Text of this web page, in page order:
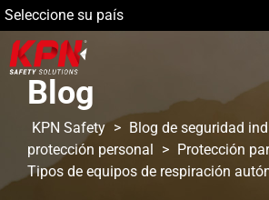
Seleccione su país
Blog
KPN Safety > Blog de seguridad
protección personal > Protección
Tipos de equipos de respiración